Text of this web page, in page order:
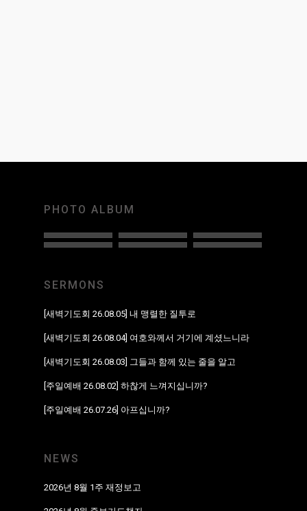
PHOTO ALBUM
SERMONS
[새벽기도회 26.08.05] 내 맹렬한 질투로
[새벽기도회 26.08.04] 여호와께서 거기에 계셨느니라
[새벽기도회 26.08.03] 그들과 함께 있는 줄을 알고
[주일예배 26.08.02] 하찮게 느껴지십니까?
[주일예배 26.07.26] 아프십니까?
NEWS
2026년 8월 1주 재정보고